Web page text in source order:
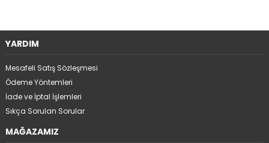
YARDIM
Mesafeli Satış Sözleşmesi
Ödeme Yöntemleri
İade ve İptal İşlemleri
Sıkça Sorulan Sorular
MAĞAZAMIZ